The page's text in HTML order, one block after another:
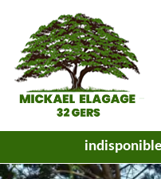
indisponible